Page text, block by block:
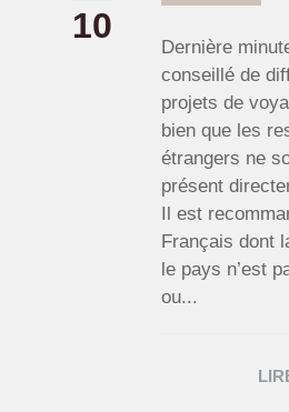
10
Dernière
conseillé de
projets de
bien que les
étrangers ne
présent
Il est
Français dont
le pays n’est
ou...